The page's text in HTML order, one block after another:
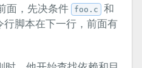
面，先决条件 foo.c 和
行脚本在下一行，前面有